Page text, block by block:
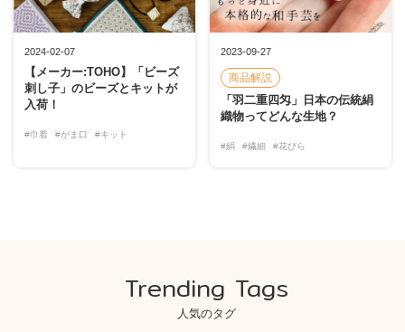
2024-02-07
【メーカー:TOHO】「ビーズ
刺し子」のビーズとキットが
入荷！
#巾着 #がま口 #キット
2023-09-27
商品解説
「羽二重四匁」日本の伝統絹
織物ってどんな生地？
#絹 #繊細 #花びら
Trending Tags
人気のタグ